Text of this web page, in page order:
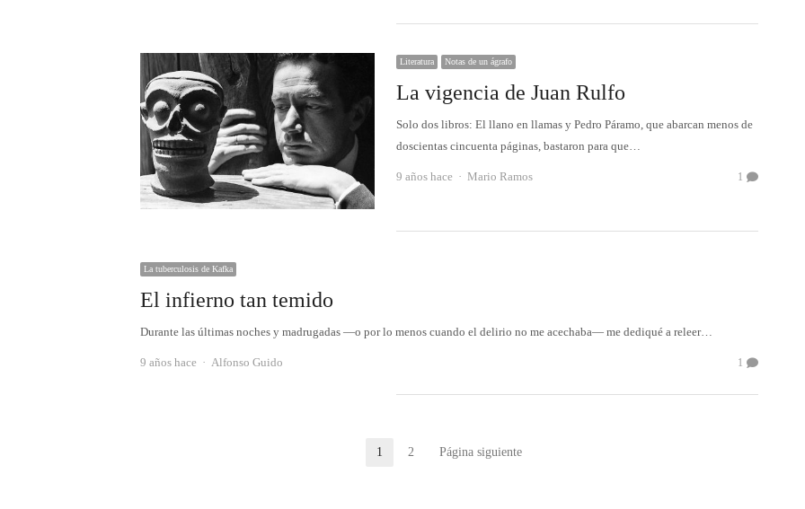
Literatura Notas de un ágrafo
La vigencia de Juan Rulfo
Solo dos libros: El llano en llamas y Pedro Páramo, que abarcan menos de
doscientas cincuenta páginas, bastaron para que…
9 años hace Autor
Mario Ramos 1
La tuberculosis de Kafka
El infierno tan temido
Durante las últimas noches y madrugadas —o por lo menos cuando el delirio no me acechaba— me dediqué a releer…
9 años hace Autor
Alfonso Guido 1
Página
1 Página
2 Página siguiente